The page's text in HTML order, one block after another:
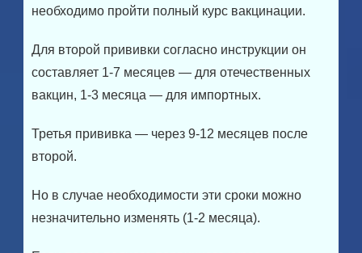
необходимо пройти полный курс вакцинации.
Для второй прививки согласно инструкции он
составляет 1-7 месяцев — для отечественных
вакцин, 1-3 месяца — для импортных.
Третья прививка — через 9-12 месяцев после
второй.
Но в случае необходимости эти сроки можно
незначительно изменять (1-2 месяца).